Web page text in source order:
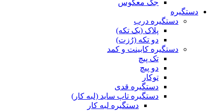
جک معکوس
دستگیره
دستگیره درب
پلاک (یک تکه)
دو تکه (رُزت)
دستگیره کابینت و کمد
تک پیچ
دو پیچ
توکار
دستگیره قدی
دستگیره تاپ ساید (لبه کار)
دستگیره لبه کار